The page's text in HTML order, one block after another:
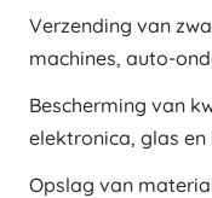
Verzending van
machines, auto-
Bescherming van
elektronica, glas
Opslag van